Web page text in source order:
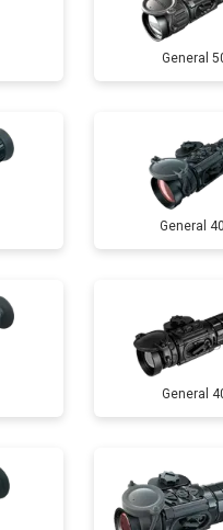
General
General
General